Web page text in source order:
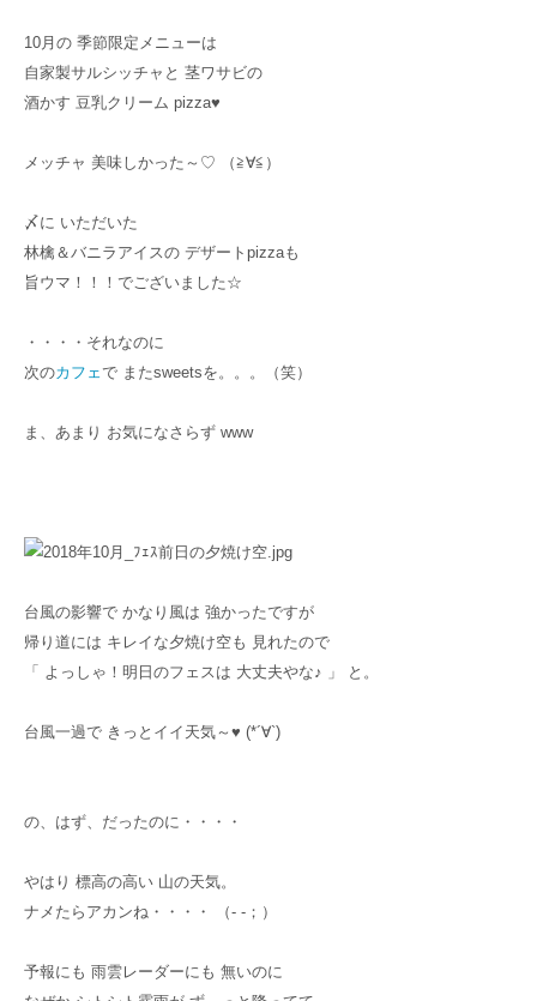
10月の 季節限定メニューは
自家製サルシッチャと 茎ワサビの
酒かす 豆乳クリーム pizza♥
メッチャ 美味しかった～♡ （≧∀≦）
〆に いただいた
林檎＆バニラアイスの デザートpizzaも
旨ウマ！！！でございました☆
・・・・それなのに
次のカフェで またsweetsを。。。（笑）
ま、あまり お気になさらず www
台風の影響で かなり風は 強かったですが
帰り道には キレイな夕焼け空も 見れたので
「 よっしゃ！明日のフェスは 大丈夫やな♪ 」 と。
台風一過で きっとイイ天気～♥ (*´∀`)
の、はず、だったのに・・・・
やはり 標高の高い 山の天気。
ナメたらアカンね・・・・ （- -；）
予報にも 雨雲レーダーにも 無いのに